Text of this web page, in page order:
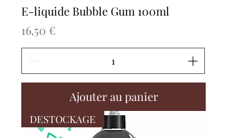
E-liquide Bubble Gum 100ml
Prix
16,50 €
Ajouter au panier
DESTOCKAGE